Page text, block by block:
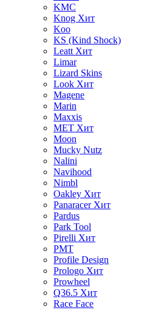
KMC
Knog Хит
Koo
KS (Kind Shock)
Leatt Хит
Limar
Lizard Skins
Look Хит
Magene
Marin
Maxxis
MET Хит
Moon
Mucky Nutz
Nalini
Navihood
Nimbl
Oakley Хит
Panaracer Хит
Pardus
Park Tool
Pirelli Хит
PMT
Profile Design
Prologo Хит
Prowheel
Q36.5 Хит
Race Face